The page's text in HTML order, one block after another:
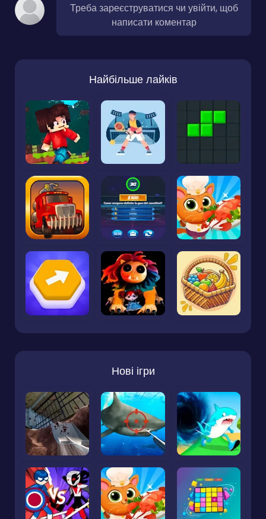
Треба зареєструватися чи увійти, щоб
написати коментар
Найбільше лайків
Нові ігри